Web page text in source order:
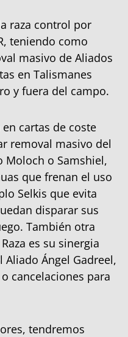
raza control por
teniendo como
masivo de Aliados
en Talismanes
y fuera del campo.
cartas de coste
removal masivo del
o Samshiel,
que frenan el uso
Selkis que evita
disparar sus
También otra
es su sinergia
Ángel Gadreel,
cancelaciones para
tendremos